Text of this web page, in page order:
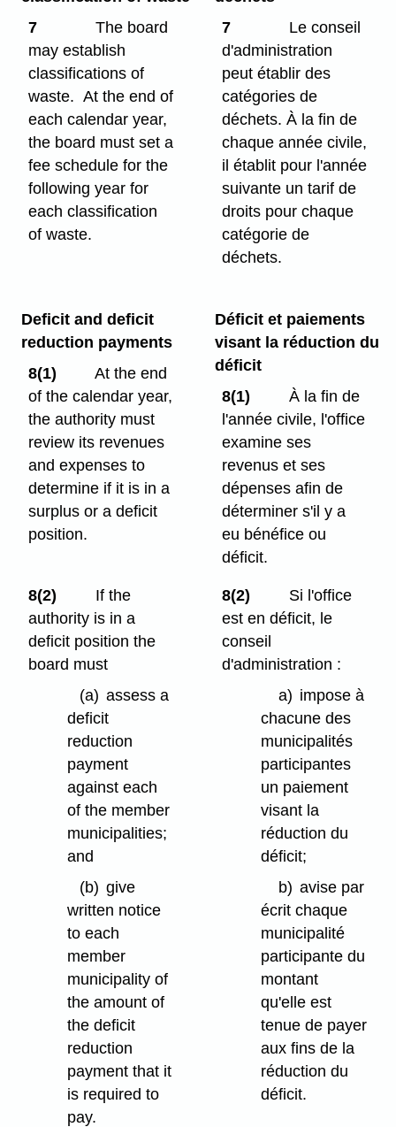
7
The board
may establish
classifications of
waste. At the end of
each calendar year,
the board must set a
fee schedule for the
following year for
each classification
of waste.
7
Le conseil
d'administration
peut établir des
catégories de
déchets. À la fin de
chaque année civile,
il établit pour l'année
suivante un tarif de
droits pour chaque
catégorie de
déchets.
Deficit and deficit
reduction payments
8(1)
At the end
of the calendar year,
the authority must
review its revenues
and expenses to
determine if it is in a
surplus or a deficit
position.
Déficit et paiements
visant la réduction du
déficit
8(1)
À la fin de
l'année civile, l'office
examine ses
revenus et ses
dépenses afin de
déterminer s'il y a
eu bénéfice ou
déficit.
8(2)
If the
authority is in a
deficit position the
board must
(a) assess a
deficit
reduction
payment
against each
of the member
municipalities;
and
(b) give
written notice
to each
member
municipality of
the amount of
the deficit
reduction
payment that it
is required to
pay.
8(2)
Si l'office
est en déficit, le
conseil
d'administration :
a) impose à
chacune des
municipalités
participantes
un paiement
visant la
réduction du
déficit;
b) avise par
écrit chaque
municipalité
participante du
montant
qu'elle est
tenue de payer
aux fins de la
réduction du
déficit.